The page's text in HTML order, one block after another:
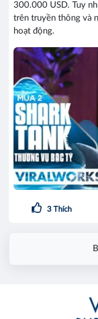
300.000 USD. Tuy
trên truyền thông và
hoạt động.
3 Thích